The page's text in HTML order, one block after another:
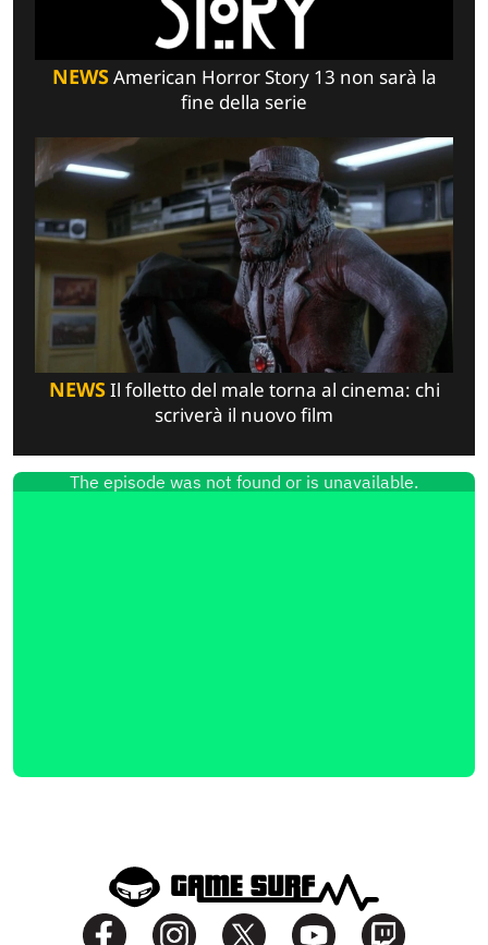
NEWSAmerican Horror Story 13 non sarà la
fine della serie
NEWSIl folletto del male torna al cinema: chi
scriverà il nuovo film